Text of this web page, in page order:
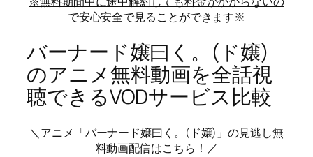
で安心安全で見ることができます※
バーナード嬢曰く。(ド嬢)
のアニメ無料動画を全話視
聴できるVODサービス比較
＼アニメ「バーナード嬢曰く。(ド嬢)」の見逃し無
料動画配信はこちら！／